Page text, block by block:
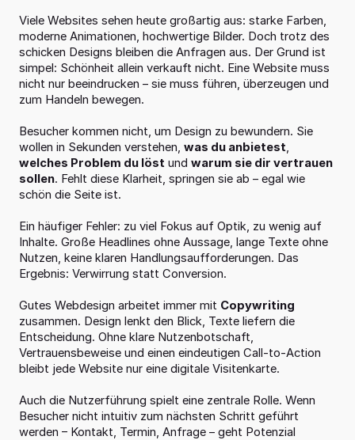
Viele Websites sehen heute großartig aus: starke Farben,
moderne Animationen, hochwertige Bilder. Doch trotz des
schicken Designs bleiben die Anfragen aus. Der Grund ist
simpel: Schönheit allein verkauft nicht. Eine Website muss
nicht nur beeindrucken – sie muss führen, überzeugen und
zum Handeln bewegen.
Besucher kommen nicht, um Design zu bewundern. Sie
wollen in Sekunden verstehen, was du anbietest
welches Problem du löst und warum sie dir vertrauen
sollen. Fehlt diese Klarheit, springen sie ab – egal wie
schön die Seite ist.
Ein häufiger Fehler: zu viel Fokus auf Optik, zu wenig auf
Inhalte. Große Headlines ohne Aussage, lange Texte ohne
Nutzen, keine klaren Handlungsaufforderungen. Das
Ergebnis: Verwirrung statt Conversion.
Gutes Webdesign arbeitet immer mit Copywriting
zusammen. Design lenkt den Blick, Texte liefern die
Entscheidung. Ohne klare Nutzenbotschaft,
Vertrauensbeweise und einen eindeutigen Call-to-Action
bleibt jede Website nur eine digitale Visitenkarte.
Auch die Nutzerführung spielt eine zentrale Rolle. Wenn
Besucher nicht intuitiv zum nächsten Schritt geführt
werden – Kontakt, Termin, Anfrage – geht Potenzial